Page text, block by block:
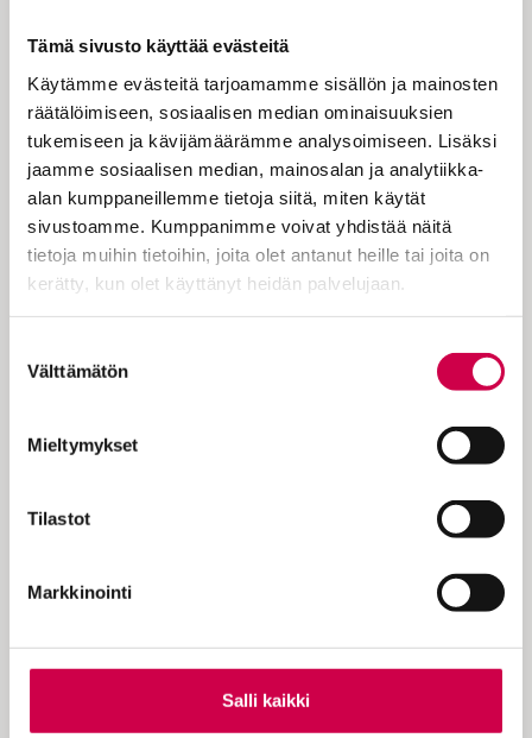
Tämä sivusto käyttää evästeitä
Käytämme evästeitä tarjoamamme sisällön ja mainosten
räätälöimiseen, sosiaalisen median ominaisuuksien
tukemiseen ja kävijämäärämme analysoimiseen. Lisäksi
jaamme sosiaalisen median, mainosalan ja analytiikka-
alan kumppaneillemme tietoja siitä, miten käytät
sivustoamme. Kumppanimme voivat yhdistää näitä
tietoja muihin tietoihin, joita olet antanut heille tai joita on
kerätty, kun olet käyttänyt heidän palvelujaan.
valinta
Välttämätön
Mieltymykset
Tilastot
Markkinointi
Salli kaikki
PAKINA | 25.02.2025
Sanan säilä | Nuorisolle vanhempien
kunnioittamisesta
teologisista mieltymyksistämme?